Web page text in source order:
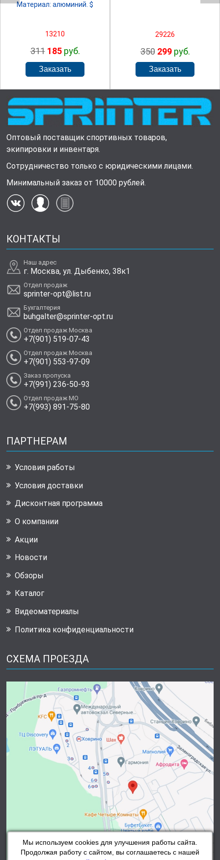
Мы используем cookies для улучшения работы сайта.
Продолжая работу с сайтом, вы соглашаетесь с нашей
Материал: алюминий. $
13210
311 185руб.
29226
350 299руб.
Оптовый поставщик спортивных товаров,
экипировки и инвентаря.
Сотрудничество только с юридическими лицами.
Минимальный заказ от 10000 рублей.
КОНТАКТЫ
Наш адрес
г. Москва, ул. Дыбенко, 38к1
Отдел продаж
sprinter-opt@list.ru
Бухгалтерия
buhgalter@sprinter-opt.ru
Отдел продаж Москва
+7(901) 519-07-43
Отдел продаж Москва
+7(901) 553-97-09
Заказ пропуска
+7(991) 236-50-93
Отдел продаж МО
+7(993) 891-75-80
ПАРТНЕРАМ
Условия работы
Условия доставки
Дисконтная программа
О компании
Акции
Новости
Обзоры
Каталог
Видеоматериалы
Политика конфиденциальности
СХЕМА ПРОЕЗДА